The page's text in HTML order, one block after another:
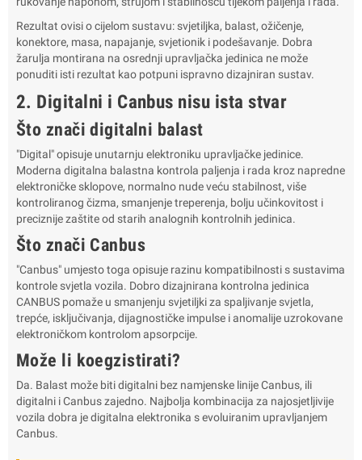
Rezultat ovisi o cijelom sustavu: svjetiljka, balast, ožičenje,
konektore, masa, napajanje, svjetionik i podešavanje. Dobra
žarulja montirana na osrednji upravljačka jedinica ne može
ponuditi isti rezultat kao potpuni ispravno dizajniran sustav.
2. Digitalni i Canbus nisu ista stvar
Što znači digitalni balast
"Digital" opisuje unutarnju elektroniku upravljačke jedinice.
Moderna digitalna balastna kontrola paljenja i rada kroz napredne
elektroničke sklopove, normalno nude veću stabilnost, više
kontroliranog čizma, smanjenje treperenja, bolju učinkovitost i
preciznije zaštite od starih analognih kontrolnih jedinica.
Što znači Canbus
"Canbus" umjesto toga opisuje razinu kompatibilnosti s sustavima
kontrole svjetla vozila. Dobro dizajnirana kontrolna jedinica
CANBUS pomaže u smanjenju svjetiljki za spaljivanje svjetla,
trepće, isključivanja, dijagnostičke impulse i anomalije uzrokovane
elektroničkom kontrolom apsorpcije.
Može li koegzistirati?
Da. Balast može biti digitalni bez namjenske linije Canbus, ili
digitalni i Canbus zajedno. Najbolja kombinacija za najosjetljivije
vozila dobra je digitalna elektronika s evoluiranim upravljanjem
Canbus.